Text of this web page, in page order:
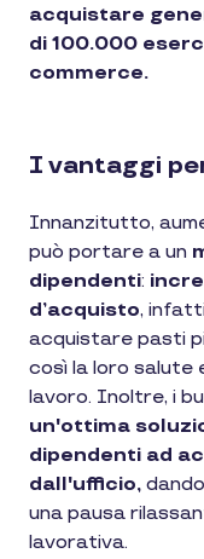
acquistare
di 100.000
commerce.
I vantaggi
Innanzitutto,
può portare a un
dipendenti:
d’acquisto,
acquistare pasti
così la loro salute
lavoro. Inoltre, i
un'ottima
dipendenti ad
dall'ufficio,
una pausa
lavorativa.